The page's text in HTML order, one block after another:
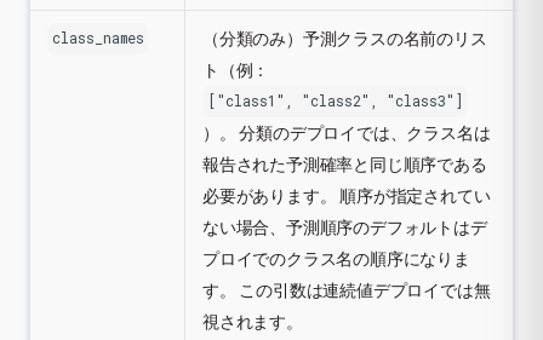
class_names
（分類のみ）予測クラスの名前のリス
ト（例：
["class1", "class2", "class3"]
）。 分類のデプロイでは、クラス名は
報告された予測確率と同じ順序である
必要があります。 順序が指定されてい
ない場合、予測順序のデフォルトはデ
プロイでのクラス名の順序になりま
す。 この引数は連続値デプロイでは無
視されます。